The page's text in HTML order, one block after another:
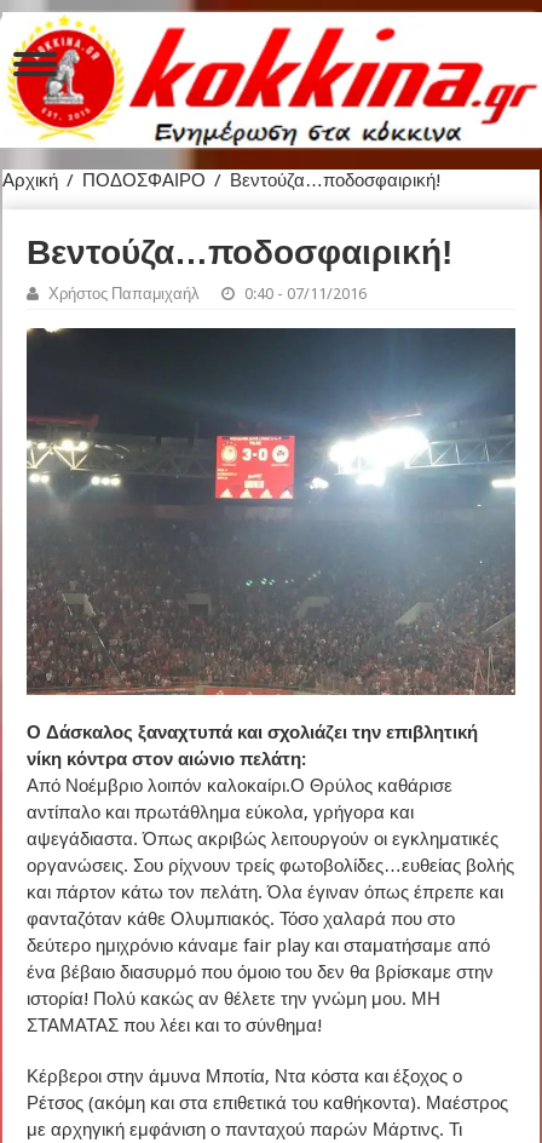
Αρχική / ΠΟΔΟΣΦΑΙΡΟ / Βεντούζα…ποδοσφαιρική!
Βεντούζα…ποδοσφαιρική!
Χρήστος Παπαμιχαήλ 0:40 - 07/11/2016
Ο Δάσκαλος ξαναχτυπά και σχολιάζει την επιβλητική
νίκη κόντρα στον αιώνιο πελάτη:
Από Νοέμβριο λοιπόν καλοκαίρι.Ο Θρύλος καθάρισε
αντίπαλο και πρωτάθλημα εύκολα, γρήγορα και
αψεγάδιαστα. Όπως ακριβώς λειτουργούν οι εγκληματικές
οργανώσεις. Σου ρίχνουν τρείς φωτοβολίδες…ευθείας βολής
και πάρτον κάτω τον πελάτη. Όλα έγιναν όπως έπρεπε και
φανταζόταν κάθε Ολυμπιακός. Τόσο χαλαρά που στο
δεύτερο ημιχρόνιο κάναμε fair play και σταματήσαμε από
ένα βέβαιο διασυρμό που όμοιο του δεν θα βρίσκαμε στην
ιστορία! Πολύ κακώς αν θέλετε την γνώμη μου. ΜΗ
ΣΤΑΜΑΤΑΣ που λέει και το σύνθημα!
Κέρβεροι στην άμυνα Μποτία, Ντα κόστα και έξοχος ο
Ρέτσος (ακόμη και στα επιθετικά του καθήκοντα). Μαέστρος
με αρχηγική εμφάνιση ο πανταχού παρών Μάρτινς. Τι